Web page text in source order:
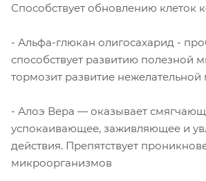
Способствует обновлению клеток
- Альфа-глюкан олигосахарид -
способствует развитию полезной
тормозит развитие
- Алоэ Вера — оказывает
успокаивающее, заживляющее и
действия. Препятствует
микроорганизмов